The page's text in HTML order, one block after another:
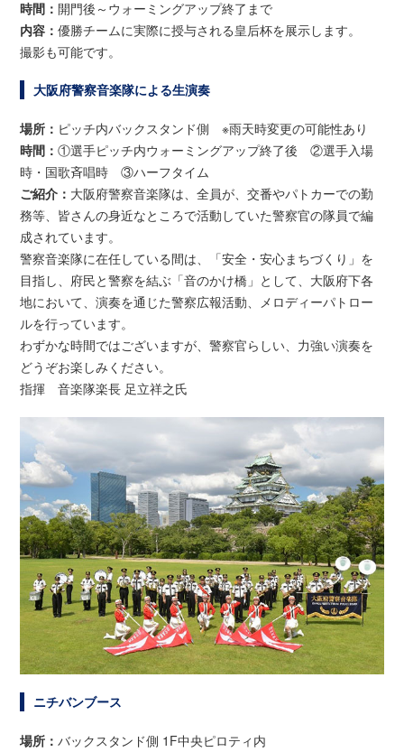
時間： 開門後～ウォーミングアップ終了まで
内容：優勝チームに実際に授与される皇后杯を展示します。
撮影も可能です。
大阪府警察音楽隊による生演奏
場所： ピッチ内バックスタンド側 ※雨天時変更の可能性あり
時間：①選手ピッチ内ウォーミングアップ終了後 ②選手入場
時・国歌斉唱時 ③ハーフタイム
ご紹介： 大阪府警察音楽隊は、全員が、交番やパトカーでの勤
務等、皆さんの身近なところで活動していた警察官の隊員で編
成されています。
警察音楽隊に在任している間は、「安全・安心まちづくり」を
目指し、府民と警察を結ぶ「音のかけ橋」として、大阪府下各
地において、演奏を通じた警察広報活動、メロディーパトロー
ルを行っています。
わずかな時間ではございますが、警察官らしい、力強い演奏を
どうぞお楽しみください。
指揮 音楽隊楽長 足立祥之氏
ニチバンブース
場所：バックスタンド側 1F中央ピロティ内